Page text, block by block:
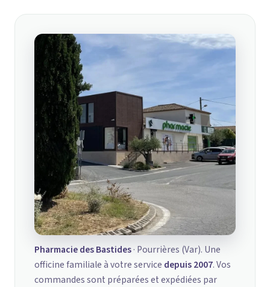
Pharmacie des Bastides· Pourrières (Var). Une
officine familiale à votre service depuis 2007. Vos
commandes sont préparées et expédiées par